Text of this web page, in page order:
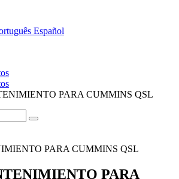
Español
PARA CUMMINS QSL
PARA